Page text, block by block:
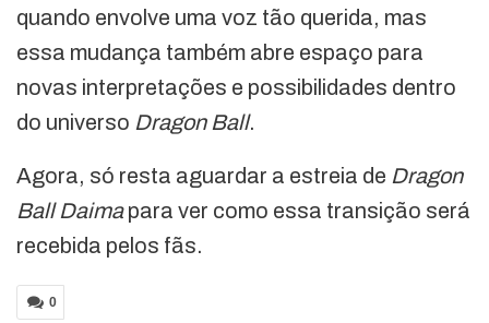
quando envolve uma voz tão querida, mas
essa mudança também abre espaço para
novas interpretações e possibilidades dentro
do universo Dragon Ball.
Agora, só resta aguardar a estreia de Dragon
Ball Daimapara ver como essa transição será
recebida pelos fãs.
0